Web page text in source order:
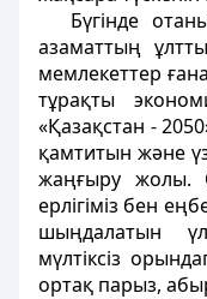
Бүгінде
азаматтың
мемлекеттер
тұрақты
«Қазақстан -
қамтитын және
жаңғыру жолы.
ерлігіміз бен
шыңдалатын
мүлтіксіз
ортақ парыз,